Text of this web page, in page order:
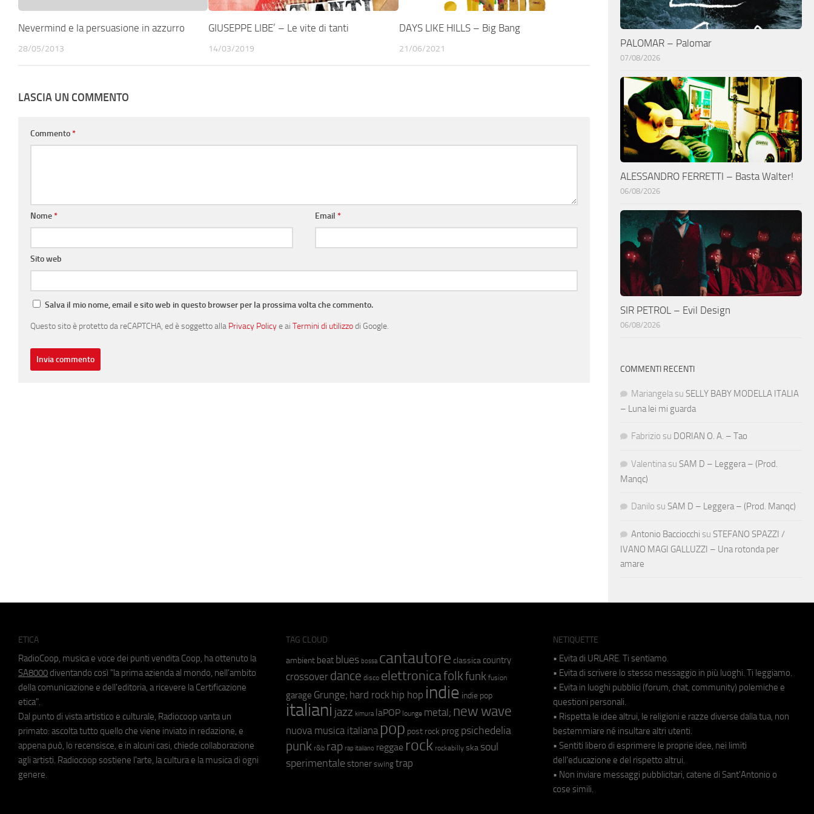
Nevermind e la persuasione in azzurro
28/05/2013
GIUSEPPE LIBE’ – Le vite di tanti
14/03/2019
DAYS LIKE HILLS – Big Bang
21/06/2021
LASCIA UN COMMENTO
Commento*
Nome* Email*
Sito web
Salva il mio nome, email e sito web in questo browser per la prossima volta che commento.
Questo sito è protetto da reCAPTCHA, ed è soggetto alla Privacy Policye ai Termini di utilizzodi Google.
PALOMAR – Palomar
07/08/2026
ALESSANDRO FERRETTI – Basta Walter!
06/08/2026
SIR PETROL – Evil Design
06/08/2026
COMMENTI RECENTI
Mariangela su SELLY BABY MODELLA ITALIA
– Luna lei mi guarda
Fabrizio su DORIAN O. A. – Tao
Valentina su SAM D – Leggera – (Prod.
Manqc)
Danilo su SAM D – Leggera – (Prod. Manqc)
Antonio Bacciocchi su STEFANO SPAZZI /
IVANO MAGI GALLUZZI – Una rotonda per
amare
ETICA
RadioCoop, musica e voce dei punti vendita Coop, ha ottenuto la
SA8000 diventando così "la prima azienda al mondo, nell'ambito
della comunicazione e dell'editoria, a ricevere la Certificazione
etica".
Dal punto di vista artistico e culturale, Radiocoop vanta un
primato: ascolta tutto quello che viene inviato in redazione, e
appena può, lo recensisce, e in alcuni casi, chiede collaborazione
agli artisti. Radiocoop sostiene l'arte, la cultura e la musica di ogni
genere.
TAG CLOUD
ambient beat blues bossa cantautore classica country
crossover dance disco elettronicafolkfunk fusion
garage Grunge; hard rock hip hop indie indie pop
italiani jazz kimura laPOP lounge metal; new wave
nuova musica italiana pop post rock prog psichedelia
punk r&b rap rap italiano reggae rock rockabilly ska soul
sperimentale stoner swing trap
NETIQUETTE
• Evita di URLARE. Ti sentiamo.
• Evita di scrivere lo stesso messaggio in più luoghi. Ti leggiamo.
• Evita in luoghi pubblici (forum, chat, community) polemiche e
questioni personali.
• Rispetta le idee altrui, le religioni e razze diverse dalla tua, non
bestemmiare né insultare altri utenti.
• Sentiti libero di esprimere le proprie idee, nei limiti
dell'educazione e del rispetto altrui.
• Non inviare messaggi pubblicitari, catene di Sant'Antonio o
cose simili.